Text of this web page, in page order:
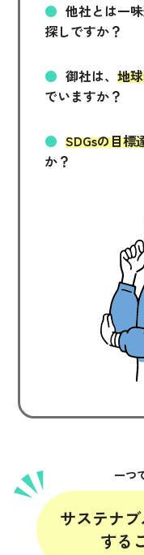
他社とは一
探しですか？
御社は、地
でいますか？
SDGsの目標
か？
一つ
サステナ
する